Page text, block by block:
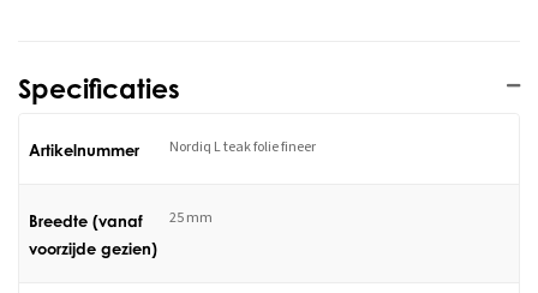
Specificaties
Artikelnummer Nordiq L teak folie fineer
Breedte (vanaf
voorzijde gezien)
25 mm